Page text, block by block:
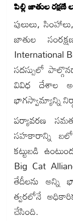
పిల్లి జాతుల రక్షణే
పులులు,
జాతుల
International
సదస్సులో
వివిధ దేశాల
భాగస్వామ్యాన్ని
పర్యావరణ
సహకారాన్ని
కట్టుబడి
Big Cat
తేదీలను అన్ని
త్వరలోనే
చేసింది.